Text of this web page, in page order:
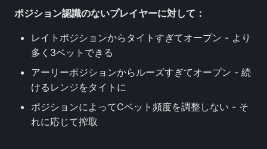
ポジション認識のないプレイヤーに対して：
レイトポジションからタイトすぎてオープン - より
多く3ベットできる
アーリーポジションからルーズすぎてオープン - 続
けるレンジをタイトに
ポジションによってCベット頻度を調整しない - そ
れに応じて搾取